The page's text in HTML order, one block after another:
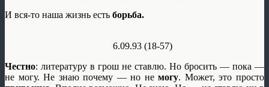
И вся-то наша жизнь есть борьба.
6.09.93 (18-57)
Честно: литературу в грош не ставлю. Но бросить — пока —
не могу. Не знаю почему — но немогу. Может, это просто